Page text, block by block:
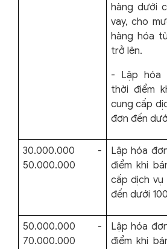
hàng dưới
vay, cho
hàng hóa
trở lên.
- Lập hóa
thời điểm
cung cấp
đơn đến
30.000.000 -
50.000.000
Lập hóa
điểm khi
cấp dịch
đến dưới
50.000.000 -
70.000.000
Lập hóa
điểm khi